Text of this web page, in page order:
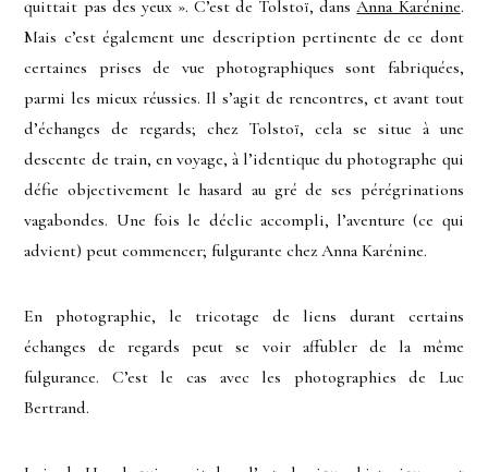
quittait pas des yeux ». C’est de Tolstoï, dansAnna Karénine.
Mais c’est également une description pertinente de ce dont
certaines prises de vue photographiques sont fabriquées,
parmi les mieux réussies. Il s’agit de rencontres, et avant tout
d’échanges de regards; chez Tolstoï, cela se situe à une
descente de train, en voyage, à l’identique du photographe qui
défie objectivement le hasard au gré de ses pérégrinations
vagabondes. Une fois le déclic accompli, l’aventure (ce qui
advient) peut commencer; fulgurante chez Anna Karénine.
En photographie, le tricotage de liens durant certains
échanges de regards peut se voir affubler de la même
fulgurance. C’est le cas avec les photographies de Luc
Bertrand.